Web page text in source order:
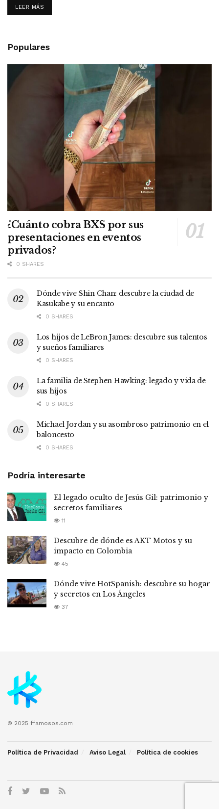
LEER MÁS
Populares
¿Cuánto cobra BXS por sus
presentaciones en eventos
privados?
0 SHARES
Dónde vive Shin Chan: descubre la ciudad de
Kasukabe y su encanto
0 SHARES
Los hijos de LeBron James: descubre sus talentos
y sueños familiares
0 SHARES
La familia de Stephen Hawking: legado y vida de
sus hijos
0 SHARES
Michael Jordan y su asombroso patrimonio en el
baloncesto
0 SHARES
Podría interesarte
El legado oculto de Jesús Gil: patrimonio y
secretos familiares
11
Descubre de dónde es AKT Motos y su
impacto en Colombia
45
Dónde vive HotSpanish: descubre su hogar
y secretos en Los Ángeles
37
© 2025 ffamosos.com
Política de Privacidad Aviso Legal Política de cookies